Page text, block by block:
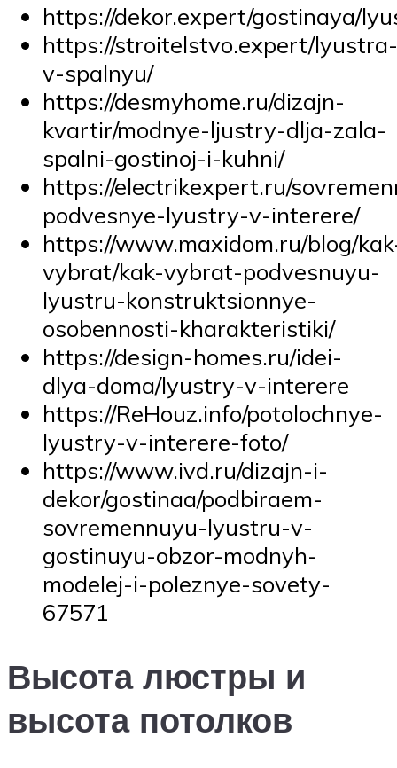
https://dekor.expert/gostinaya/
https://stroitelstvo.expert/lyustra-
v-spalnyu/
https://desmyhome.ru/dizajn-
kvartir/modnye-ljustry-dlja-zala-
spalni-gostinoj-i-kuhni/
https://electrikexpert.ru/
podvesnye-lyustry-v-interere/
https://www.maxidom.ru/blog/
vybrat/kak-vybrat-podvesnuyu-
lyustru-konstruktsionnye-
osobennosti-kharakteristiki/
https://design-homes.ru/idei-
dlya-doma/lyustry-v-interere
https://ReHouz.info/potolochnye-
lyustry-v-interere-foto/
https://www.ivd.ru/dizajn-i-
dekor/gostinaa/podbiraem-
sovremennuyu-lyustru-v-
gostinuyu-obzor-modnyh-
modelej-i-poleznye-sovety-
67571
Высота люстры и
высота потолков